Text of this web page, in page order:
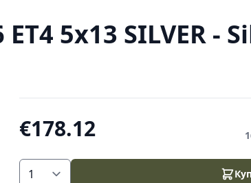
5x13 SILVER -
€178.12